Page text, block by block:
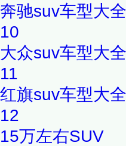
奔驰suv车型大全
10
大众suv车型大全
11
红旗suv车型大全
12
15万左右SUV